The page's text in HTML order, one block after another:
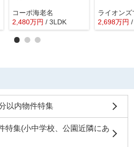
コーポ海老名
2,480万円 / 3LDK 2,698万円
以内物件特集
特集(小中学校、公園近隣にあ